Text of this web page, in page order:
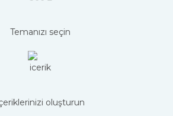
Temanızı seçin
oluşturun